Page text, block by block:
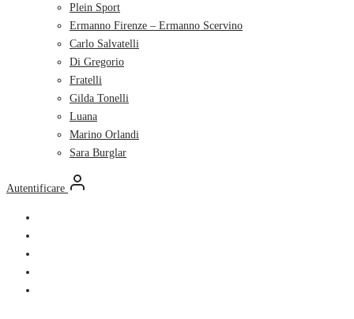
Plein Sport
Ermanno Firenze – Ermanno Scervino
Carlo Salvatelli
Di Gregorio
Fratelli
Gilda Tonelli
Luana
Marino Orlandi
Sara Burglar
Autentificare